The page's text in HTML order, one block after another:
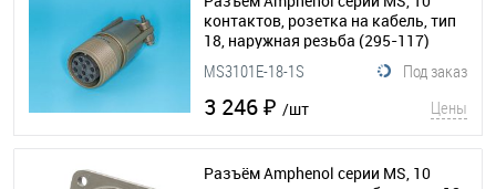
контактов, розетка на кабель, тип
18, наружная резьба (295-117)
Под заказ
MS3101E-18-1S
3 246 ₽ /шт Цены
Разъём Amphenol серии MS, 10